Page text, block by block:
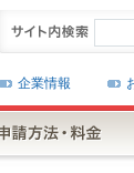
企業情報